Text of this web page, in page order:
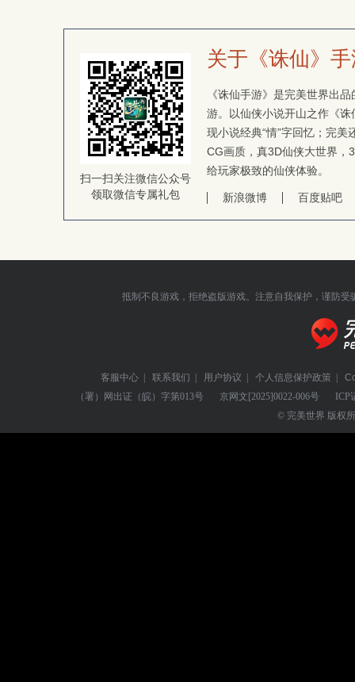
扫一扫关注微信公众号
领取微信专属礼包
关于《诛仙》
《诛仙手游》是完美世界出
游。以仙侠小说开山之作《
现小说经典“情”字回忆；完
CG画质，真3D仙侠大世界，
给玩家极致的仙侠体验。
新浪微博 百度贴吧
抵制不良游戏，拒绝盗版游戏。注意自我保护，谨防受
客服中心 联系我们 用户协议 个人信息保护政策
（署）网出证（皖）字第013号
京网文 [2025]0022-006号
ICP
© 完美世界 版权所